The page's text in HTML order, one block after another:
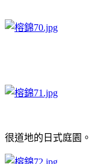
很道地的日式庭園。